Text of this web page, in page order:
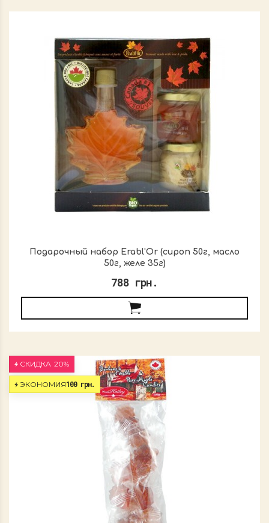
Подарочный набор Erabl'Or (сироп 50г, масло
50г, желе 35г)
788 грн.
СКИДКА 20%
ЭКОНОМИЯ100 грн.